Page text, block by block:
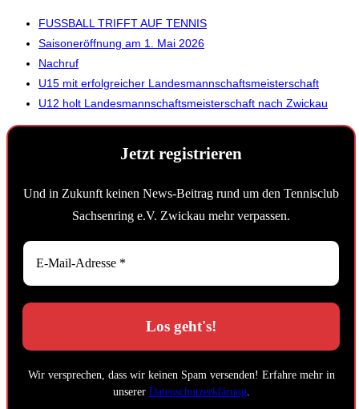
FUSSBALL TRIFFT AUF TENNIS
Saisoneröffnung am 1. Mai 2026
Nachruf
U15 mit erfolgreicher Landesmannschaftsmeisterschaft
U12 holt Landesmannschaftsmeisterschaft nach Zwickau
Jetzt registrieren
Und in Zukunft keinen News-Beitrag rund um den Tennisclub
Sachsenring e.V. Zwickau mehr verpassen.
Wir versprechen, dass wir keinen Spam versenden! Erfahre mehr in
unserer Datenschutzerklärung.